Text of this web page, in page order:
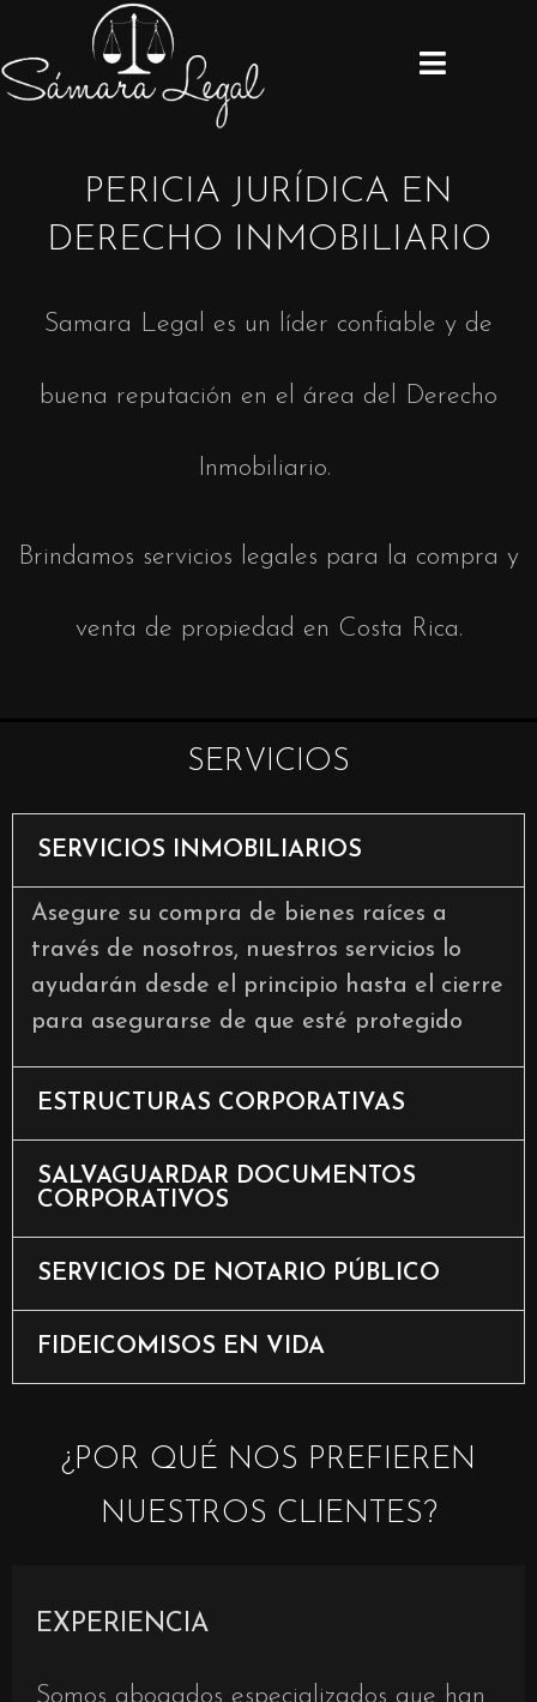
PERICIA JURÍDICA EN
DERECHO INMOBILIARIO
Samara Legal es un líder confiable y de
buena reputación en el área del Derecho
Inmobiliario.
Brindamos servicios legales para la compra y
venta de propiedad en Costa Rica.
SERVICIOS
SERVICIOS INMOBILIARIOS
Asegure su compra de bienes raíces a
través de nosotros, nuestros servicios lo
ayudarán desde el principio hasta el cierre
para asegurarse de que esté protegido
ESTRUCTURAS CORPORATIVAS
SALVAGUARDAR DOCUMENTOS
CORPORATIVOS
SERVICIOS DE NOTARIO PÚBLICO
FIDEICOMISOS EN VIDA
¿POR QUÉ NOS PREFIEREN
NUESTROS CLIENTES?
EXPERIENCIA
Somos abogados especializados que han